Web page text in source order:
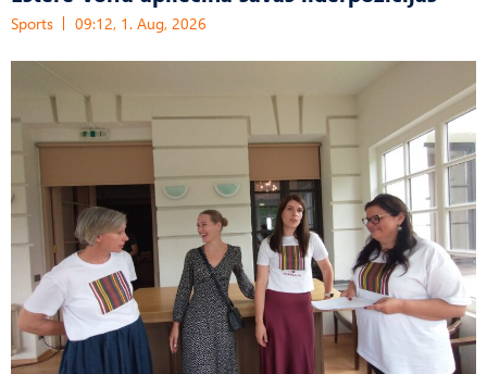
Sports 09:12, 1. Aug, 2026